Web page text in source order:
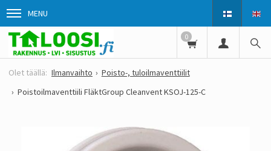
MENU
0
Ilmanvaihto
Poisto-, tuloilmaventtiilit
Poistoilmaventtiili FläktGroup Cleanvent KSOJ-125-C